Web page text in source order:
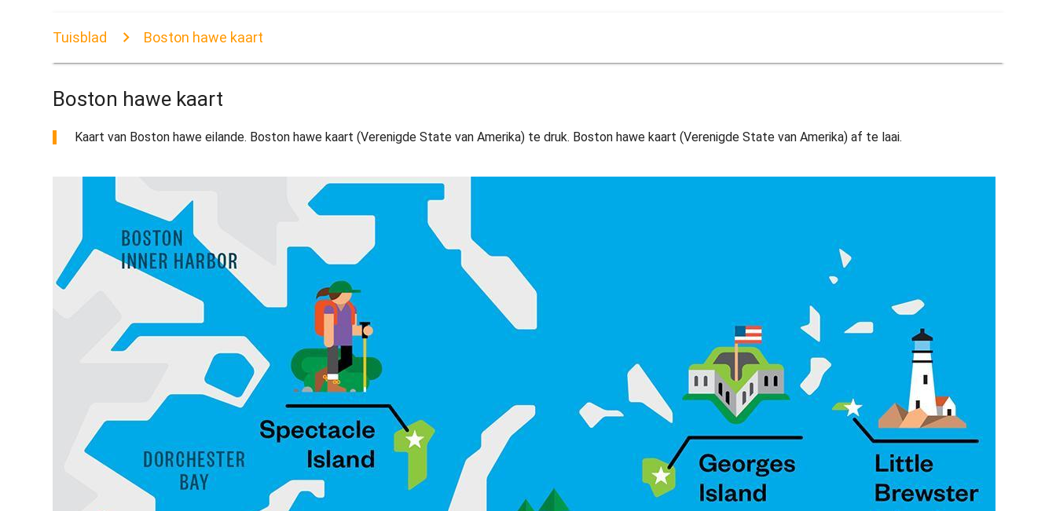
Tuisblad Boston hawe kaart
Boston hawe kaart
Kaart van Boston hawe eilande. Boston hawe kaart (Verenigde State van Amerika) te druk. Boston hawe kaart (Verenigde State van Amerika) af te laai.